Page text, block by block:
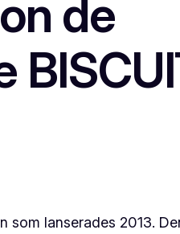
de
som lanserades 2013.